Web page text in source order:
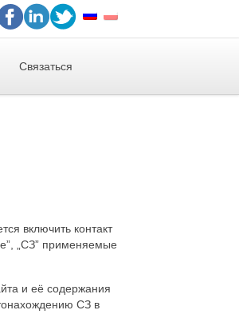
Связаться
включить контакт
„СЗ” применяемые
и её содержания
СЗ в